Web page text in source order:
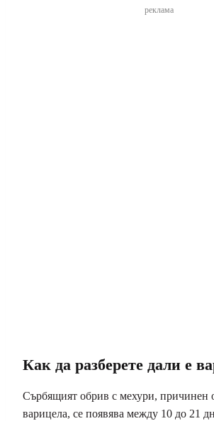
реклама
Как да разберете дали е
Сърбящият обрив с мехури, причинен
варицела, се появява между 10 до 21